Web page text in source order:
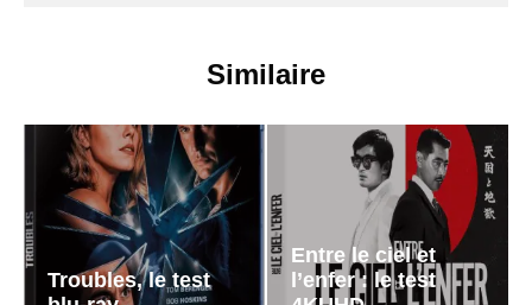
Similaire
Troubles, le test
Entre le ciel et
l’enfer : le test